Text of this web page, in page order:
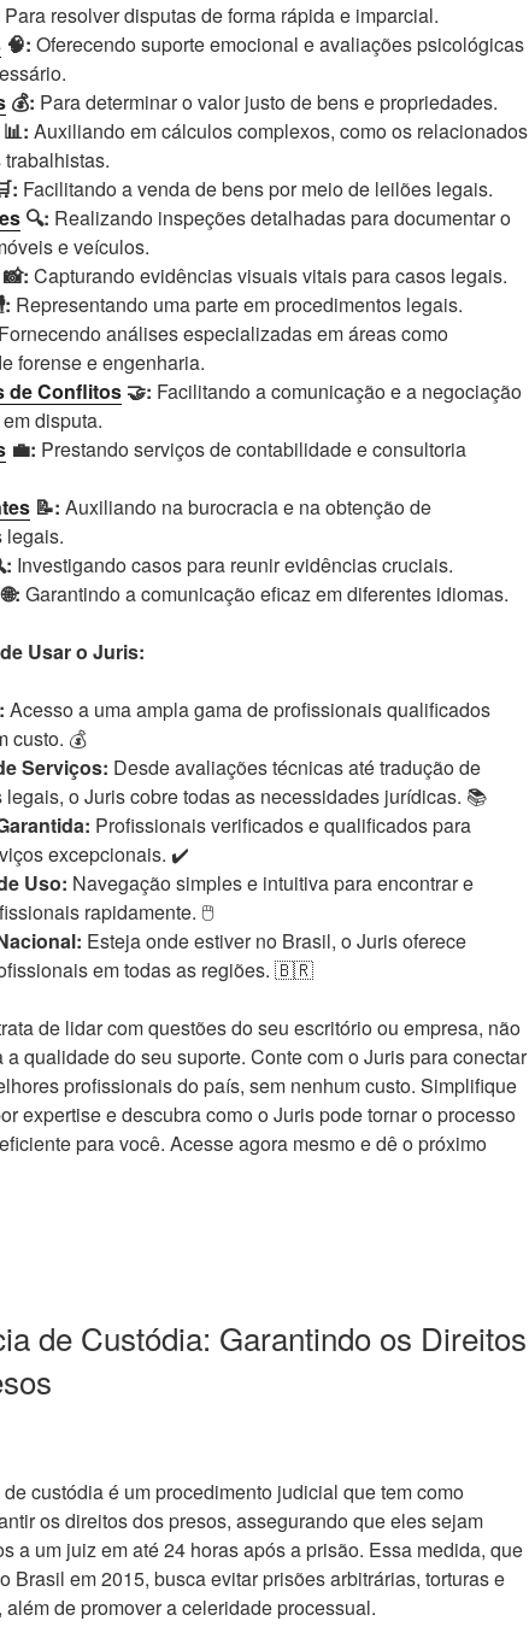
Para resolver disputas de forma rápida e imparcial.
🧠: Oferecendo suporte emocional e avaliações psicológicas
💰: Para determinar o valor justo de bens e propriedades.
📊: Auxiliando em cálculos complexos, como os relacionados
Facilitando a venda de bens por meio de leilões legais.
🔍: Realizando inspeções detalhadas para documentar o
e veículos.
📸: Capturando evidências visuais vitais para casos legais.
🕴️: Representando uma parte em procedimentos legais.
Fornecendo análises especializadas em áreas como
forense e engenharia.
de Conflitos 🤝: Facilitando a comunicação e a negociação
disputa.
💼: Prestando serviços de contabilidade e consultoria
📝: Auxiliando na burocracia e na obtenção de
legais.
Investigando casos para reunir evidências cruciais.
🌐: Garantindo a comunicação eficaz em diferentes idiomas.
Usar o Juris:
Acesso a uma ampla gama de profissionais qualificados
custo. 💰
Serviços: Desde avaliações técnicas até tradução de
legais, o Juris cobre todas as necessidades jurídicas. 📚
Profissionais verificados e qualificados para
excepcionais. ✔️
Uso: Navegação simples e intuitiva para encontrar e
rapidamente. 🖱️
Esteja onde estiver no Brasil, o Juris oferece
em todas as regiões. 🇧🇷
de lidar com questões do seu escritório ou empresa, não
a qualidade do seu suporte. Conte com o Juris para conectar
profissionais do país, sem nenhum custo. Simplifique
expertise e descubra como o Juris pode tornar o processo
para você. Acesse agora mesmo e dê o próximo
de Custódia: Garantindo os Direitos
custódia é um procedimento judicial que tem como
os direitos dos presos, assegurando que eles sejam
a um juiz em até 24 horas após a prisão. Essa medida, que
Brasil em 2015, busca evitar prisões arbitrárias, torturas e
além de promover a celeridade processual.